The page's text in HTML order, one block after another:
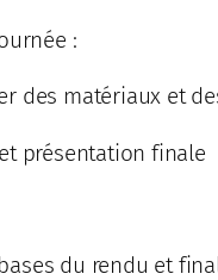
:
des matériaux et
présentation finale
du rendu et